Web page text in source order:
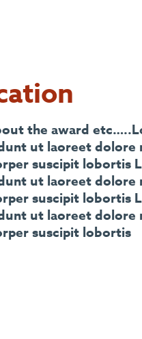
the award
ut laoreet dolore
suscipit lobortis
ut laoreet dolore
suscipit lobortis
ut laoreet dolore
suscipit lobortis